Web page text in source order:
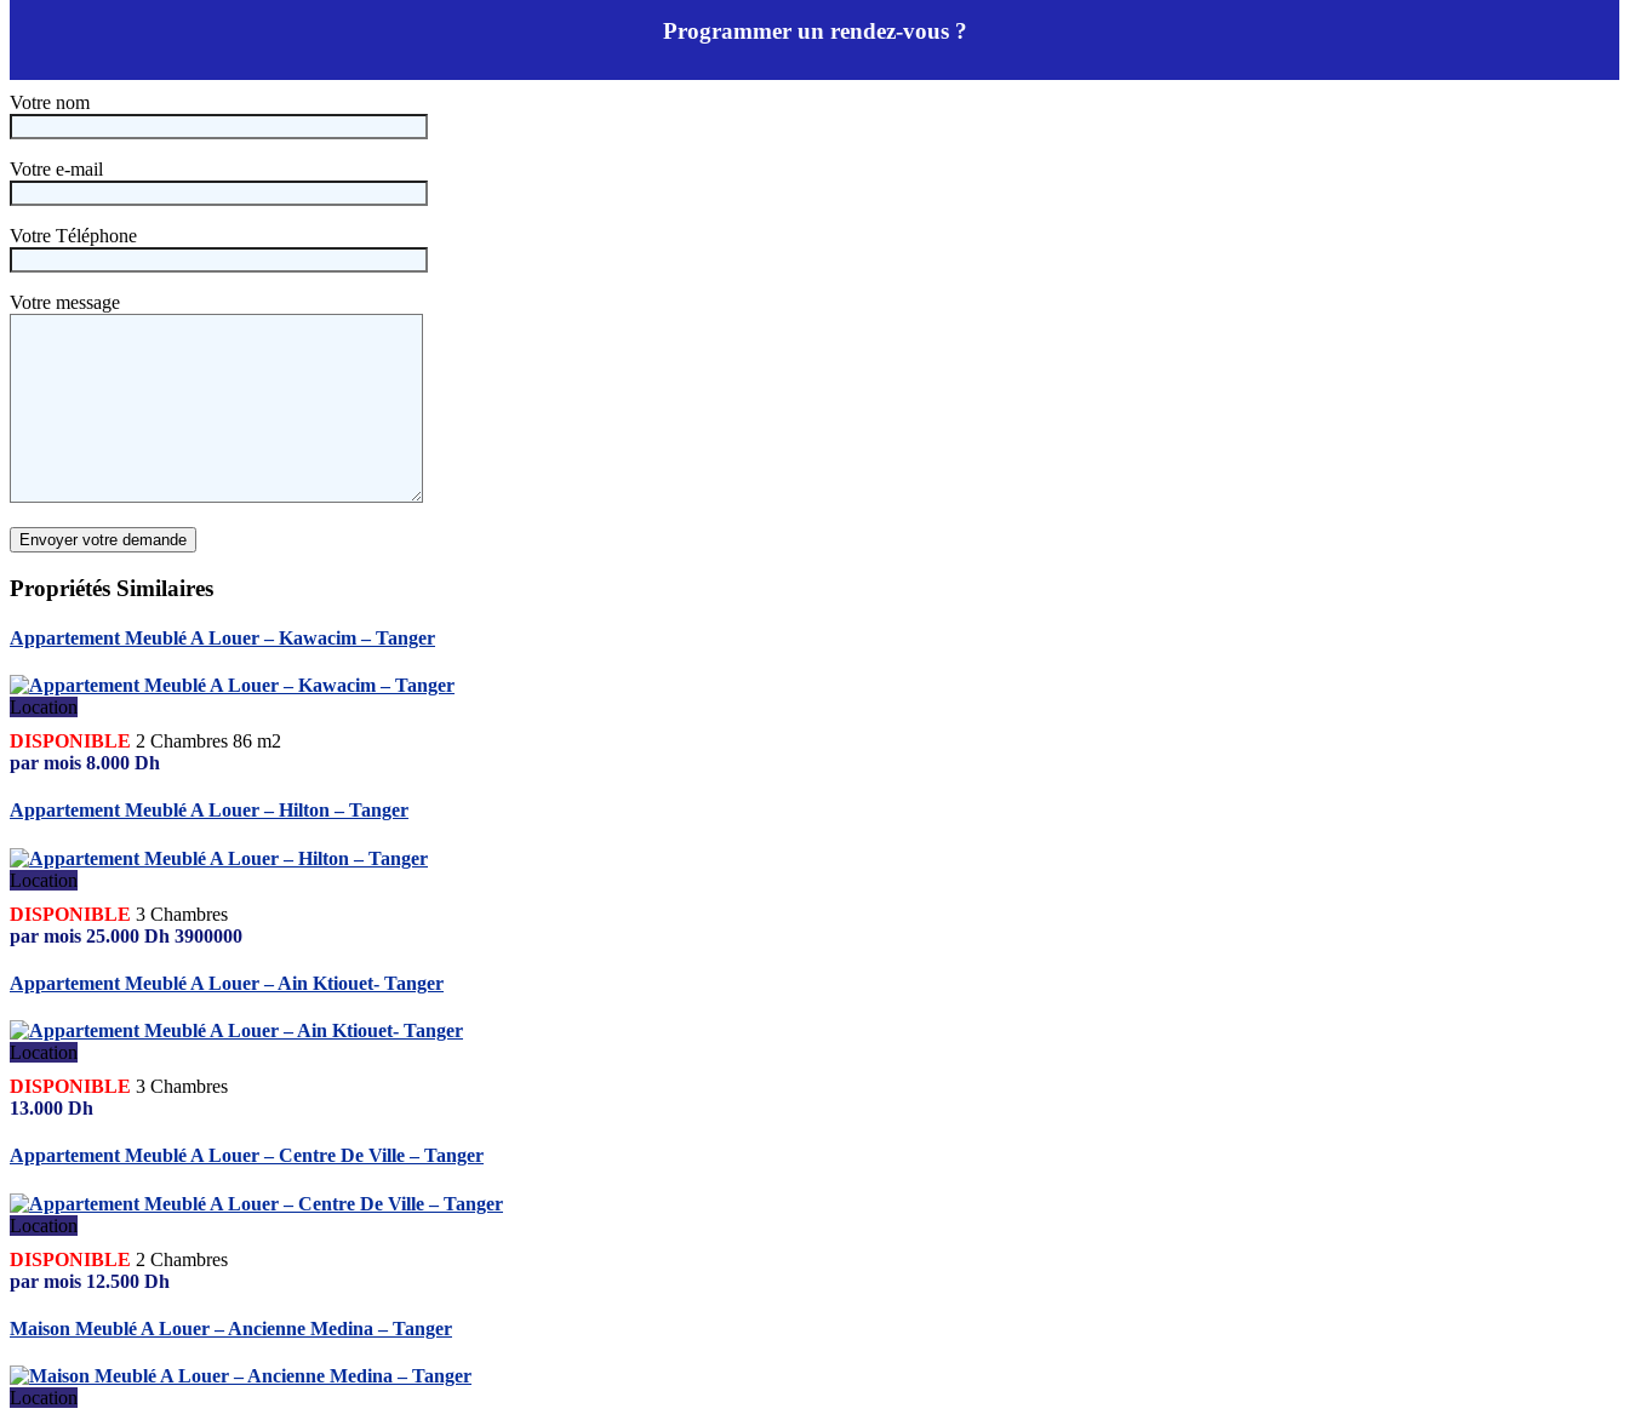
Programmer un rendez-vous ?
Votre nom
Votre e-mail
Votre Téléphone
Votre message
Propriétés Similaires
Appartement Meublé A Louer – Kawacim – Tanger
Location
DISPONIBLE 2 Chambres 86 m2
par mois 8.000 Dh
Appartement Meublé A Louer – Hilton – Tanger
Location
DISPONIBLE 3 Chambres
par mois 25.000 Dh 3900000
Appartement Meublé A Louer – Ain Ktiouet- Tanger
Location
DISPONIBLE 3 Chambres
13.000 Dh
Appartement Meublé A Louer – Centre De Ville – Tanger
Location
DISPONIBLE 2 Chambres
par mois 12.500 Dh
Maison Meublé A Louer – Ancienne Medina – Tanger
Location